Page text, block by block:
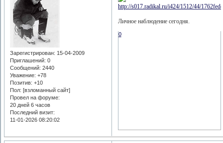
Зарегистрирован: 15-04-2009
Приглашений: 0
Сообщений: 2440
Уважение: +78
Позитив: +10
Пол: [взломанный сайт]
Провел на форуме:
20 дней 6 часов
Последний визит:
11-01-2026 08:20:02
Личное наблюдение сегодня.
0